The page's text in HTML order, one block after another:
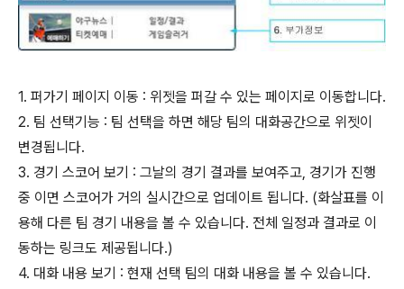
1. 퍼가기 페이지 이동 : 위젯을 퍼갈 수 있는 페이지로 이동합니다.
2. 팀 선택기능 : 팀 선택을 하면 해당 팀의 대화공간으로 위젯이
변경됩니다.
3. 경기 스코어 보기 : 그날의 경기 결과를 보여주고, 경기가 진행
중 이면 스코어가 거의 실시간으로 업데이트 됩니다. (화살표를 이
용해 다른 팀 경기 내용을 볼 수 있습니다. 전체 일정과 결과로 이
동하는 링크도 제공됩니다.)
4. 대화 내용 보기 : 현재 선택 팀의 대화 내용을 볼 수 있습니다.